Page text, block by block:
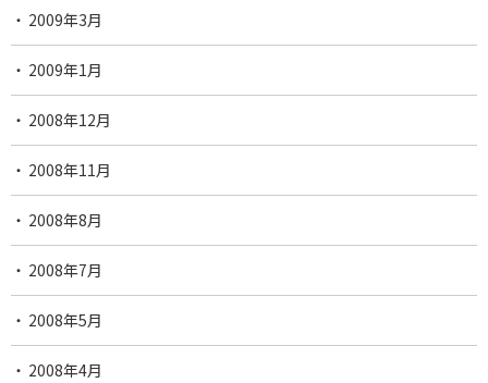
2009年3月
2009年1月
2008年12月
2008年11月
2008年8月
2008年7月
2008年5月
2008年4月